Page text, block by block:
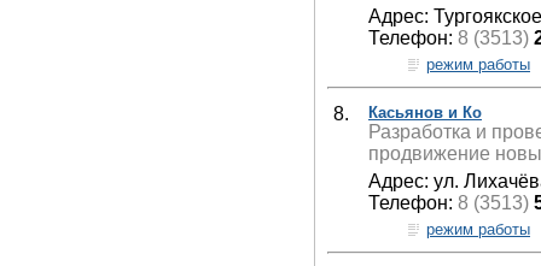
Адрес:
Телефон: 8 (3513)
режим работы
8. Касьянов и Ко
Разработка и
продвижение
Адрес: ул.
Телефон: 8 (3513)
режим работы